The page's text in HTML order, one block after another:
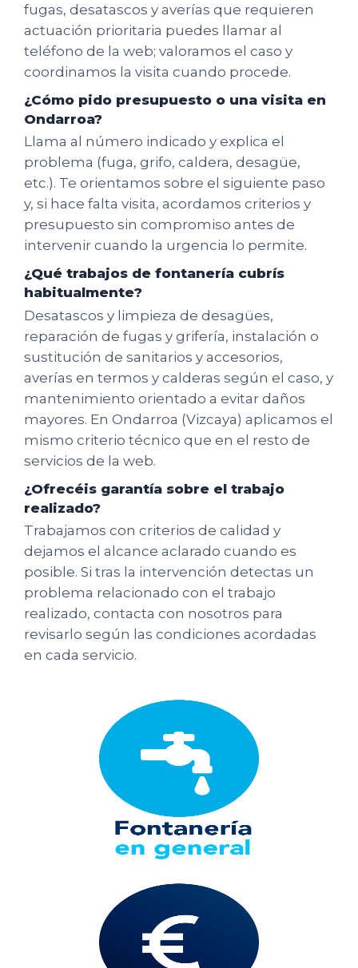
fugas, desatascos y averías que requieren
actuación prioritaria puedes llamar al
teléfono de la web; valoramos el caso y
coordinamos la visita cuando procede.
¿Cómo pido presupuesto o una visita en
Ondarroa?
Llama al número indicado y explica el
problema (fuga, grifo, caldera, desagüe,
etc.). Te orientamos sobre el siguiente paso
y, si hace falta visita, acordamos criterios y
presupuesto sin compromiso antes de
intervenir cuando la urgencia lo permite.
¿Qué trabajos de fontanería cubrís
habitualmente?
Desatascos y limpieza de desagües,
reparación de fugas y grifería, instalación o
sustitución de sanitarios y accesorios,
averías en termos y calderas según el caso, y
mantenimiento orientado a evitar daños
mayores. En Ondarroa (Vizcaya) aplicamos el
mismo criterio técnico que en el resto de
servicios de la web.
¿Ofrecéis garantía sobre el trabajo
realizado?
Trabajamos con criterios de calidad y
dejamos el alcance aclarado cuando es
posible. Si tras la intervención detectas un
problema relacionado con el trabajo
realizado, contacta con nosotros para
revisarlo según las condiciones acordadas
en cada servicio.